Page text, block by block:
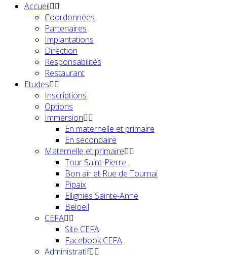
Accueil
Coordonnées
Partenaires
Implantations
Direction
Responsabilités
Restaurant
Etudes
Inscriptions
Options
Immersion
En maternelle et primaire
En secondaire
Maternelle et primaire
Tour Saint-Pierre
Bon air et Rue de Tournai
Pipaix
Ellignies Sainte-Anne
Beloeil
CEFA
Site CEFA
Facebook CEFA
Administratif